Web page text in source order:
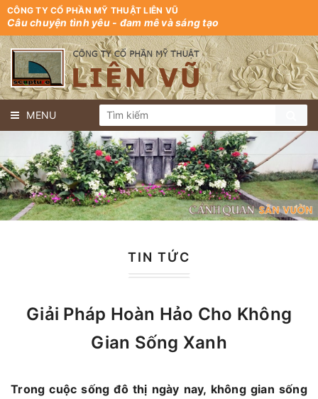
CÔNG TY CỔ PHẦN MỸ THUẬT LIÊN VŨ
Câu chuyện tình yêu - đam mê và sáng tạo
MENU
TIN TỨC
Giải Pháp Hoàn Hảo Cho Không
Gian Sống Xanh
Trong cuộc sống đô thị ngày nay, không gian sống